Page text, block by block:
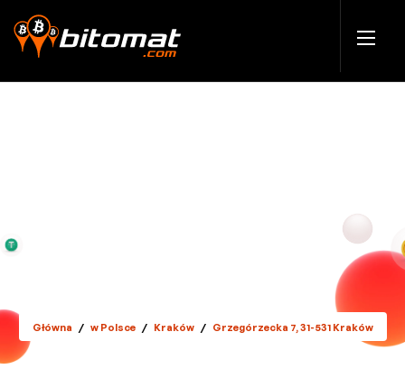
Główna / w Polsce / Kraków / Grzegórzecka 7, 31-531 Kraków